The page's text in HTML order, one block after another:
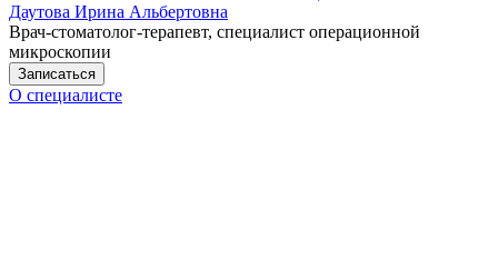
Даутова Ирина Альбертовна
Врач-стоматолог-терапевт, специалист операционной
микроскопии
Записаться
О специалисте